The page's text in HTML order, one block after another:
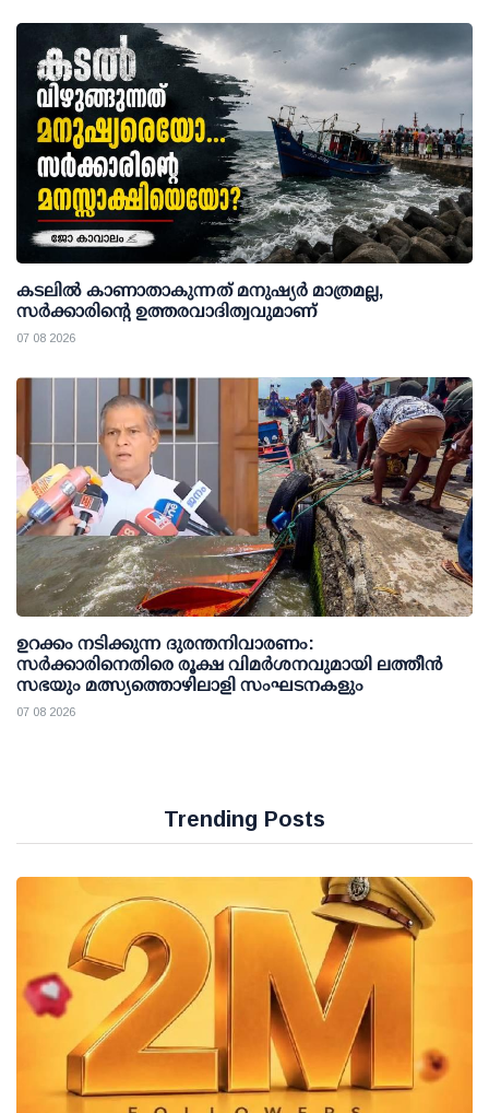
കടലിൽ കാണാതാകുന്നത് മനുഷ്യർ മാത്രമല്ല,
സർക്കാരിന്റെ ഉത്തരവാദിത്വവുമാണ്
07 08 2026
ഉറക്കം നടിക്കുന്ന ദുരന്തനിവാരണം:
സര്‍ക്കാരിനെതിരെ രൂക്ഷ വിമര്‍ശനവുമായി ലത്തീന്‍
സഭയും മത്സ്യത്തൊഴിലാളി സംഘടനകളും
07 08 2026
Trending Posts